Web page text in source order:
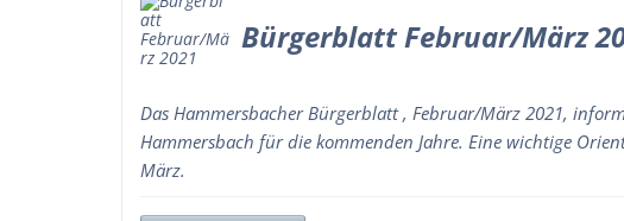
Bürgerblatt Februar/März
Das Hammersbacher Bürgerblatt , Februar/März 2021,
Hammersbach für die kommenden Jahre. Eine wichtige
März.